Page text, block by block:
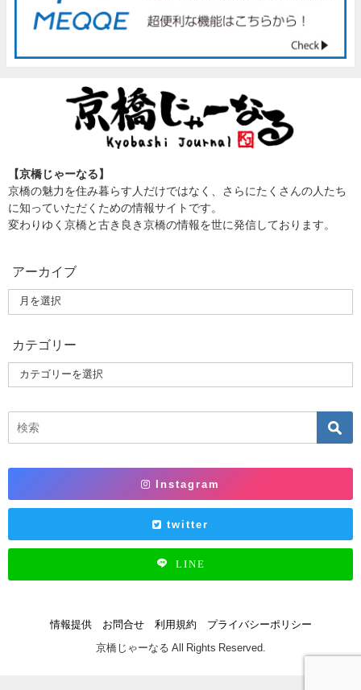
【京橋じゃーなる】
京橋の魅力を住み暮らす人だけではなく、さらにたくさんの人たち
に知っていただくための情報サイトです。
変わりゆく京橋と古き良き京橋の情報を世に発信しております。
アーカイブ
カテゴリー
Instagram
twitter
LINE
情報提供 お問合せ 利用規約 プライバシーポリシー
京橋じゃーなる All Rights Reserved.